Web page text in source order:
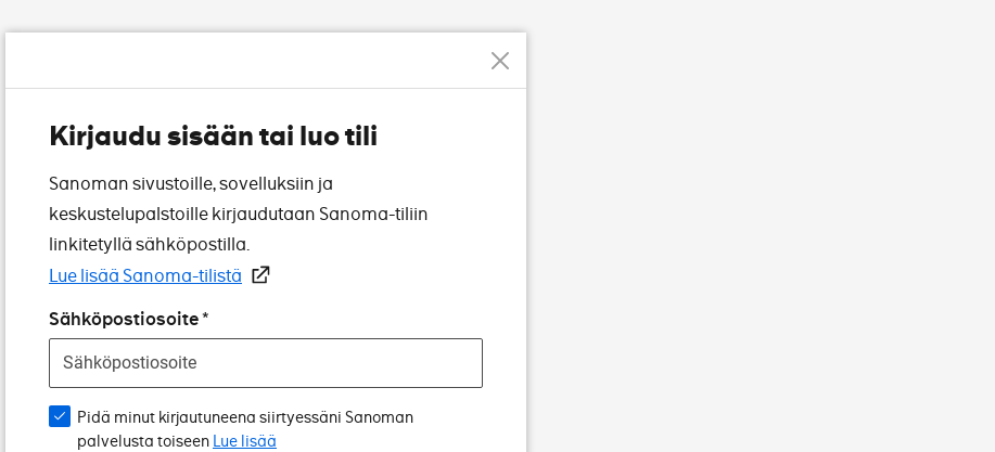
Kirjaudu sisään tai luo tili
Sanoman sivustoille, sovelluksiin ja
keskustelupalstoille kirjaudutaan Sanoma-tiliin
linkitetyllä sähköpostilla.
Lue lisää Sanoma-tilistä
Sähköpostiosoite
Pidä minut kirjautuneena siirtyessäni Sanoman
palvelusta toiseen Lue lisää